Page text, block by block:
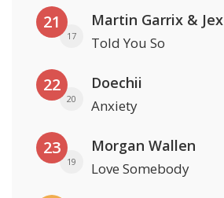
21
17
Martin Garrix & Jex
Told You So
22
20
Doechii
Anxiety
23
19
Morgan Wallen
Love Somebody